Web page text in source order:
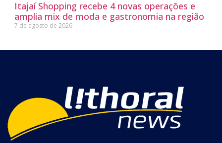
Itajaí Shopping recebe 4 novas operações e
amplia mix de moda e gastronomia na região
7 de agosto de 2026